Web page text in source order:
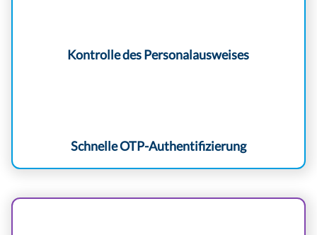
Kontrolle des Personalausweises
Schnelle OTP-Authentifizierung